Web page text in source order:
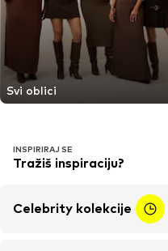
Svi oblici
INSPIRIRAJ SE
Tražiš inspiraciju?
Celebrity kolekcije